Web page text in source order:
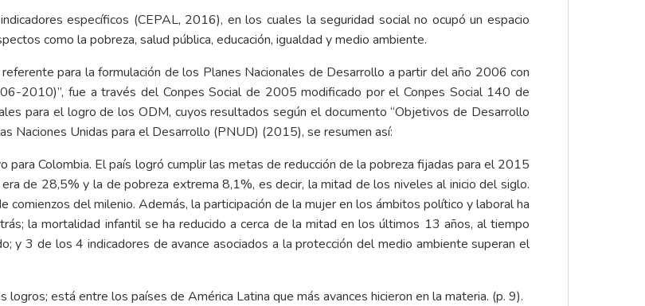
específicos (CEPAL, 2016), en los cuales la seguridad social no ocupó un espacio
como la pobreza, salud pública, educación, igualdad y medio ambiente.
para la formulación de los Planes Nacionales de Desarrollo a partir del año 2006 con
2010)”, fue a través del Conpes Social de 2005 modificado por el Conpes Social 140 de
para el logro de los ODM, cuyos resultados según el documento “Objetivos de Desarrollo
Naciones Unidas para el Desarrollo (PNUD) (2015), se resumen así:
Colombia. El país logró cumplir las metas de reducción de la pobreza fijadas para el 2015
de 28,5% y la de pobreza extrema 8,1%, es decir, la mitad de los niveles al inicio del siglo.
del milenio. Además, la participación de la mujer en los ámbitos político y laboral ha
la mortalidad infantil se ha reducido a cerca de la mitad en los últimos 13 años, al tiempo
y 3 de los 4 indicadores de avance asociados a la protección del medio ambiente superan el
está entre los países de América Latina que más avances hicieron en la materia. (p. 9).